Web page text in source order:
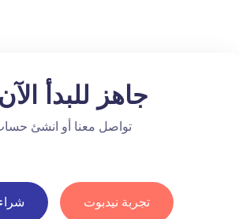
جاهز للبدأ
تواصل معنا أو انشئ
تجربة نيدبوت